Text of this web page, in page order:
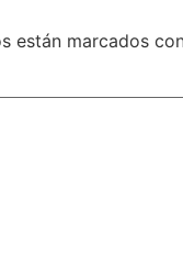
están marcados